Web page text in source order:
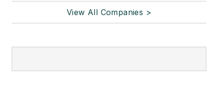
View All Companies >